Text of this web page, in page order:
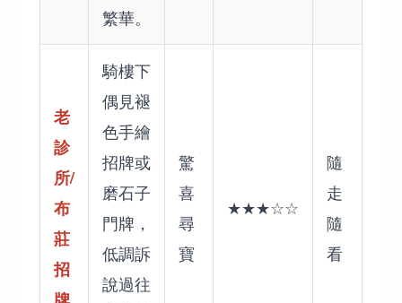
繁華。
老
診
所/
布
莊
招
騎樓下
偶見褪
色手繪
招牌或
磨石子
門牌，
低調訴
說過往
驚
喜
尋
寶
★★★☆☆
隨
走
隨
看